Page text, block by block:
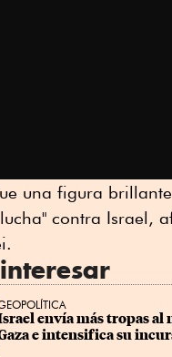
una figura
contra Israel,
envía más tropas al
e intensifica su